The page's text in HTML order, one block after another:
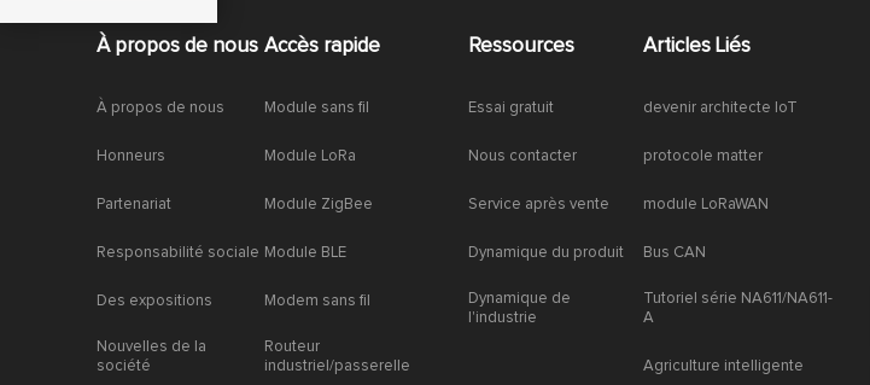
À propos de nous
À propos de nous
Honneurs
Partenariat
Responsabilité sociale
Des expositions
Nouvelles de la
société
Accès rapide
Module sans fil
Module LoRa
Module ZigBee
Module BLE
Modem sans fil
Routeur
industriel/passerelle
Ressources
Essai gratuit
Nous contacter
Service après vente
Dynamique du produit
Dynamique de
l'industrie
Articles Liés
devenir architecte IoT
protocole matter
module LoRaWAN
Bus CAN
Tutoriel série NA611/NA611-
A
Agriculture intelligente